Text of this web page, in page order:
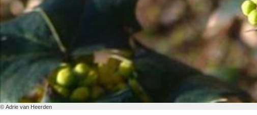
© Adrie van Heerden